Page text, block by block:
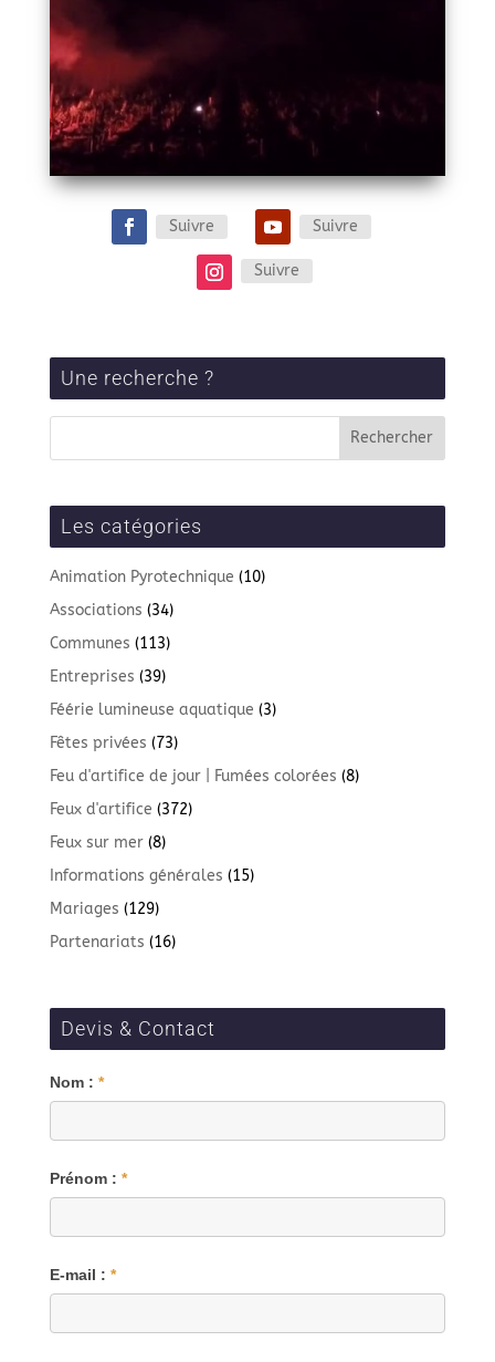
Suivre Suivre
Suivre
Une recherche ?
Les catégories
Animation Pyrotechnique (10)
Associations (34)
Communes (113)
Entreprises (39)
Féérie lumineuse aquatique (3)
Fêtes privées (73)
Feu d'artifice de jour | Fumées colorées (8)
Feux d'artifice (372)
Feux sur mer(8)
Informations générales (15)
Mariages (129)
Partenariats (16)
Devis & Contact
Blog
Nom : *
Prénom : *
E-mail : *